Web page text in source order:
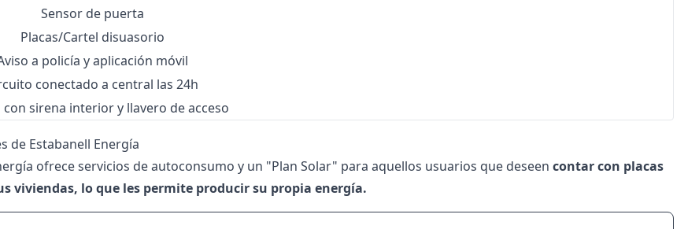
Sensor de puerta
Placas/Cartel disuasorio
a policía y aplicación móvil
conectado a central las 24h
con sirena interior y llavero de acceso
de Estabanell Energía
ofrece servicios de autoconsumo y un "Plan Solar" para aquellos usuarios que deseen contar con placas
viviendas, lo que les permite producir su propia energía.